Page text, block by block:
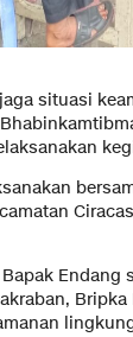
situasi
Endang